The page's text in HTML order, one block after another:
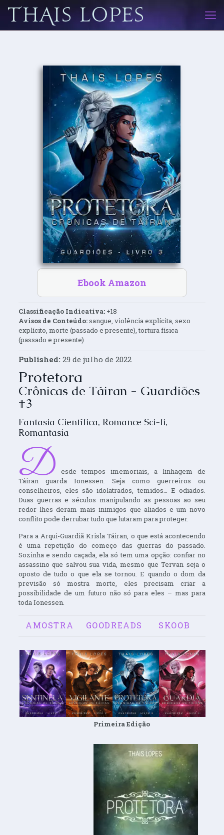
Ebook Amazon
Classificação Indicativa:+18
Avisos de Conteúdo:sangue, violência explícita, sexo
explícito, morte (passado e presente), tortura física
(passado e presente)
Published: 29 de julho de 2022
Protetora
Crônicas de Táiran - Guardiões
#3
Fantasia Científica, Romance Sci-fi,
Romantasia
D
esde tempos imemoriais, a linhagem de
Táiran guarda Ionessen. Seja como guerreiros ou
conselheiros, eles são idolatrados, temidos… E odiados.
Duas guerras e séculos manipulando as pessoas ao seu
redor lhes deram mais inimigos que aliados e um novo
conflito pode derrubar tudo que lutaram para proteger.
Para a Arqui-Guardiã Krisla Táiran, o que está acontecendo
é uma repetição do começo das guerras do passado.
Sozinha e sendo caçada, ela só tem uma opção: confiar no
assassino que salvou sua vida, mesmo que Tervan seja o
oposto de tudo o que ela se tornou. E quando o dom da
previsão só mostra morte, eles precisam criar a
possibilidade de um futuro não só para eles – mas para
toda Ionessen.
AMOSTRA GOODREADS SKOOB
Primeira Edição